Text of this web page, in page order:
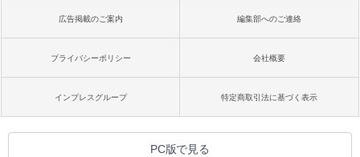
広告掲載のご案内 編集部へのご連絡
プライバシーポリシー 会社概要
インプレスグループ 特定商取引法に基づく表示
PC版で見る